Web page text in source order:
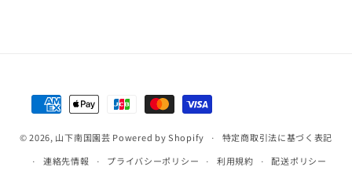
決
済
方
法
© 2026, 山下南国園芸 Powered by Shopify
特定商取引法に基づく表記
連絡先情報
プライバシーポリシー 利用規約
配送ポリシー